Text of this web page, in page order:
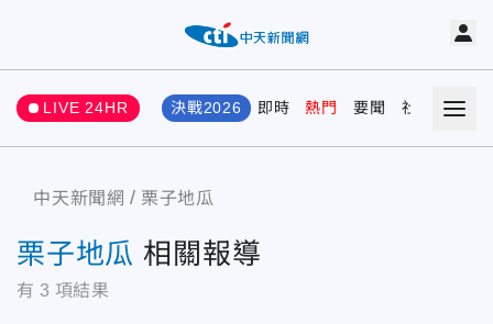
LIVE 24HR 決戰2026 即時 熱門 要聞 社會 娛樂
中天新聞網 栗子地瓜
栗子地瓜 相關報導
有 3 項結果